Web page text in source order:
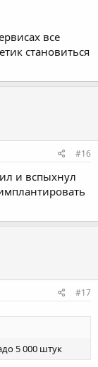
все
становиться
#16
и вспыхнул
#17
5 000 штук